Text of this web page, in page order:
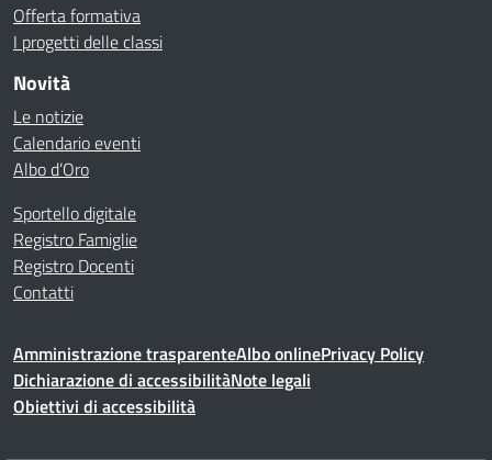
Offerta formativa
I progetti delle classi
Novità
Le notizie
Calendario eventi
Albo d’Oro
Sportello digitale
Registro Famiglie
Registro Docenti
Contatti
Amministrazione trasparenteAlbo onlinePrivacy Policy
Dichiarazione di accessibilitàNote legali
Obiettivi di accessibilità